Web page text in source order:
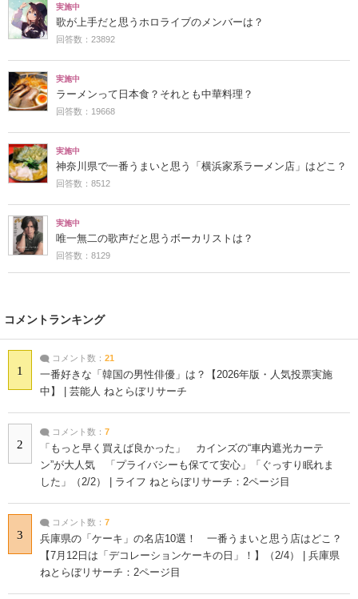
実施中
歌が上手だと思うホロライブのメンバーは？
回答数：23892
実施中
ラーメンって日本食？それとも中華料理？
回答数：19668
実施中
神奈川県で一番うまいと思う「横浜家系ラーメン店」はどこ？
回答数：8512
実施中
唯一無二の歌声だと思うボーカリストは？
回答数：8129
コメントランキング
1
コメント数： 21
一番好きな「韓国の男性俳優」は？【2026年版・人気投票実施
中】 | 芸能人 ねとらぼリサーチ
2
コメント数： 7
「もっと早く買えば良かった」 カインズの“車内遮光カーテ
ン”が大人気 「プライバシーも保てて安心」「ぐっすり眠れま
した」（2/2） | ライフ ねとらぼリサーチ：2ページ目
3
コメント数： 7
兵庫県の「ケーキ」の名店10選！ 一番うまいと思う店はどこ？
【7月12日は「デコレーションケーキの日」！】（2/4） | 兵庫県
ねとらぼリサーチ：2ページ目